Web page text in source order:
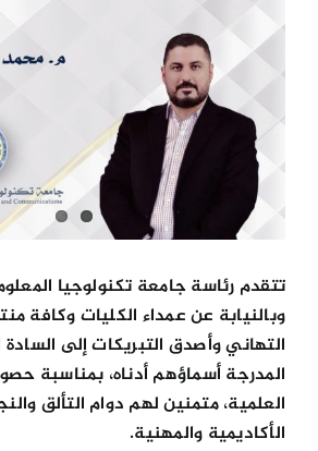
Larger
Image
تتقدم رئاسة جامعة تكنولوجيا
وبالنيابة عن عمداء الكليات وكافة
التهاني وأصدق التبريكات إلى السادة
المدرجة أسماؤهم أدناه، بمناسبة
العلمية، متمنين لهم دوام التألق
الأكاديمية والمهنية.